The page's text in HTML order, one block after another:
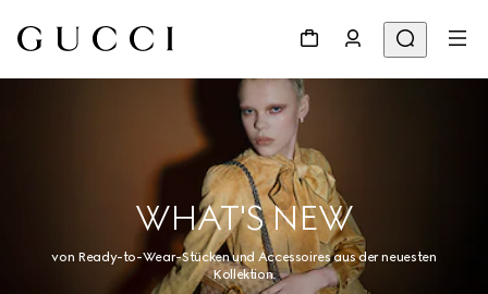
WHAT'S NEW
von Ready-to-Wear-Stücken und Accessoires aus der neuesten
Kollektion.